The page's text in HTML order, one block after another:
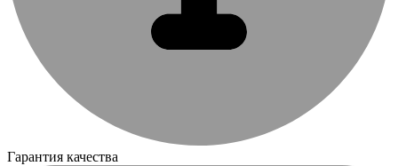
Гарантия качества